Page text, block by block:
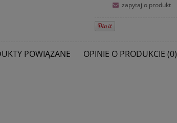
zapytaj o produkt
POWIĄZANE OPINIE O PRODUKCIE (0)